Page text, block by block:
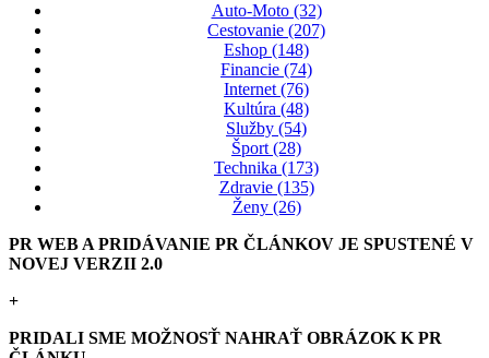
Auto-Moto (32)
Cestovanie (207)
Eshop (148)
Financie (74)
Internet (76)
Kultúra (48)
Služby (54)
Šport (28)
Technika (173)
Zdravie (135)
Ženy (26)
PR WEB A PRIDÁVANIE PR ČLÁNKOV JE SPUSTENÉ V
NOVEJ VERZII 2.0
+
PRIDALI SME MOŽNOSŤ NAHRAŤ OBRÁZOK K PR